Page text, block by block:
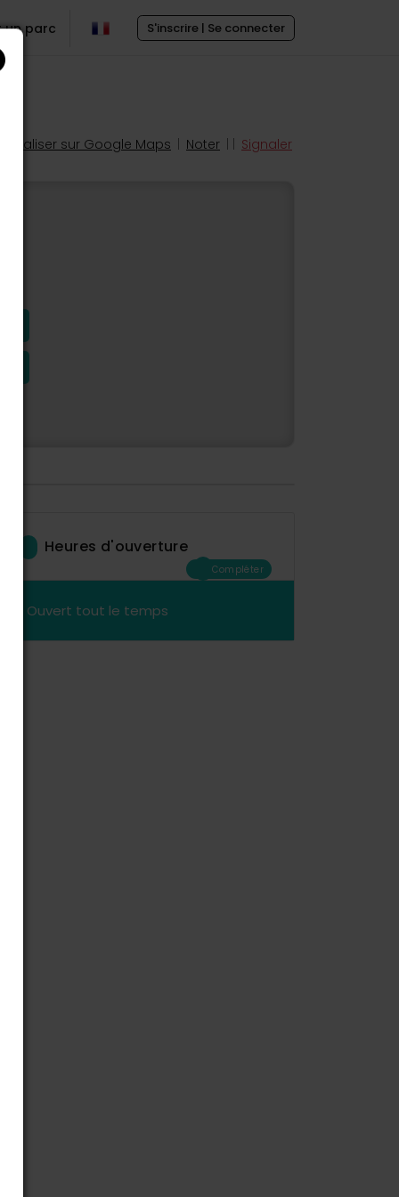
S'inscrire | Se connecter
un parc
Localiser sur Google Maps Noter Signaler
Heures d'ouverture
Compléter
Ouvert tout le temps